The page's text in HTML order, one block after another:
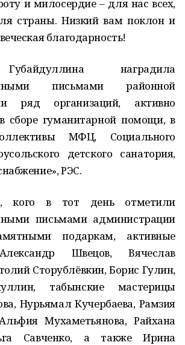
и милосердие – для нас всех,
страны. Низкий вам поклон и
благодарность!
наградила
письмами районной
ряд организаций, активно
сборе гуманитарной помощи, в
МФЦ, Социального
детского санатория,
РЭС.
кого в тот день отметили
письмами администрации
подаркам, активные
Швецов, Вячеслав
Сторублёвкин, Борис Гулин,
табынские мастерицы
Нурьямал Кучербаева, Рамзия
Мухаметьянова, Райхана
Савченко, а также Ирина